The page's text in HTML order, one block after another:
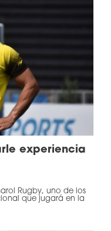
experiencia
Rugby, uno de los
que jugará en la